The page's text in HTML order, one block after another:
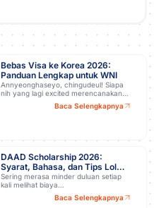
Bebas Visa ke Korea 2026:
Panduan Lengkap untuk WNI
Annyeonghaseyo, chingudeul! Siapa
nih yang lagi excited merencanakan…
Baca Selengkapnya
DAAD Scholarship 2026:
Syarat, Bahasa, dan Tips Lolos
Kuliah Gratis di Jerman!
Sering merasa minder duluan setiap
kali melihat biaya…
Baca Selengkapnya